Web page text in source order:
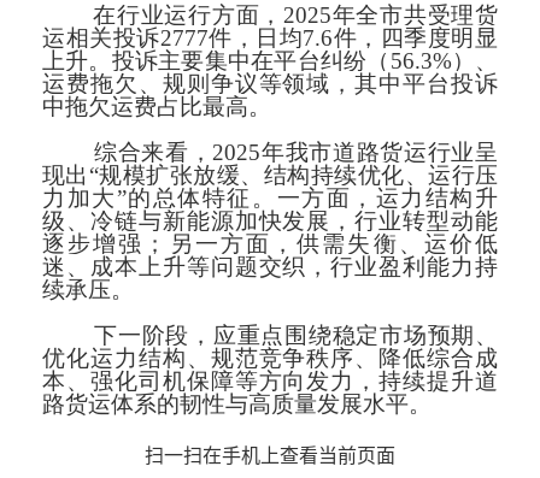
在行业运行方面，2025年全市共受理货
运相关投诉2777件，日均7.6件，四季度明显
上升。投诉主要集中在平台纠纷（56.3%）、
运费拖欠、规则争议等领域，其中平台投诉
中拖欠运费占比最高。
综合来看，2025年我市道路货运行业呈
现出“规模扩张放缓、结构持续优化、运行压
力加大”的总体特征。一方面，运力结构升
级、冷链与新能源加快发展，行业转型动能
逐步增强；另一方面，供需失衡、运价低
迷、成本上升等问题交织，行业盈利能力持
续承压。
下一阶段，应重点围绕稳定市场预期、
优化运力结构、规范竞争秩序、降低综合成
本、强化司机保障等方向发力，持续提升道
路货运体系的韧性与高质量发展水平。
扫一扫在手机上查看当前页面